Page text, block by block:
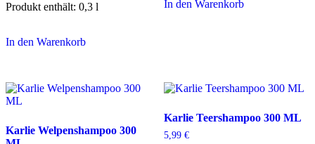
Produkt enthält: 0,3 l
In den Warenkorb
In den Warenkorb
Karlie Welpenshampoo 300
Karlie Teershampoo 300 ML
5,99 €